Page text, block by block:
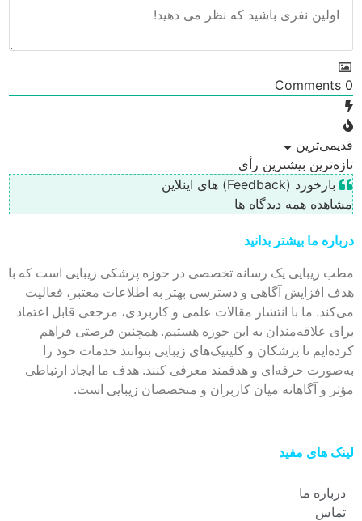
0
قدیمی‌ترین
تازه‌ترین بیشترین رأی
بازخورد (Feedback) های اینلاین
مشاهده همه دیدگاه ها
درباره ما بیشتر بدانید
مطب زیبایی یک رسانه تخصصی در حوزه پزشکی زیبایی است که با
هدف افزایش آگاهی و دسترسی بهتر به اطلاعات معتبر، فعالیت
می‌کند. ما با انتشار مقالات علمی و کاربردی، مرجعی قابل اعتماد
برای علاقه‌مندان به این حوزه هستیم. همچنین فرصتی فراهم
کرده‌ایم تا پزشکان و کلینیک‌های زیبایی بتوانند خدمات خود را
به‌صورت حرفه‌ای و هدفمند معرفی کنند. هدف ما ایجاد ارتباطی
مؤثر و آگاهانه میان کاربران و متخصصان زیبایی است.
لینک های مفید
درباره ما
تماس